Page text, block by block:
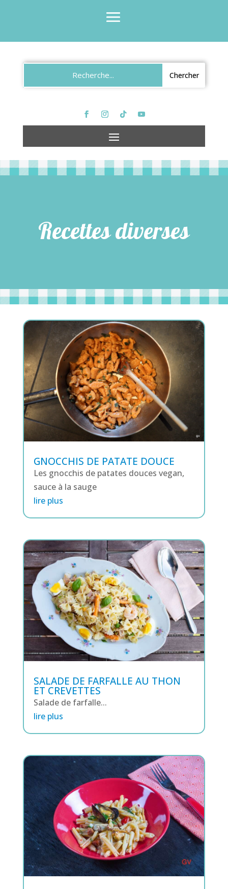
Recettes diverses
GNOCCHIS DE PATATE DOUCE
Les gnocchis de patates douces vegan,
sauce à la sauge
lire plus
SALADE DE FARFALLE AU THON
ET CREVETTES
Salade de farfalle...
lire plus